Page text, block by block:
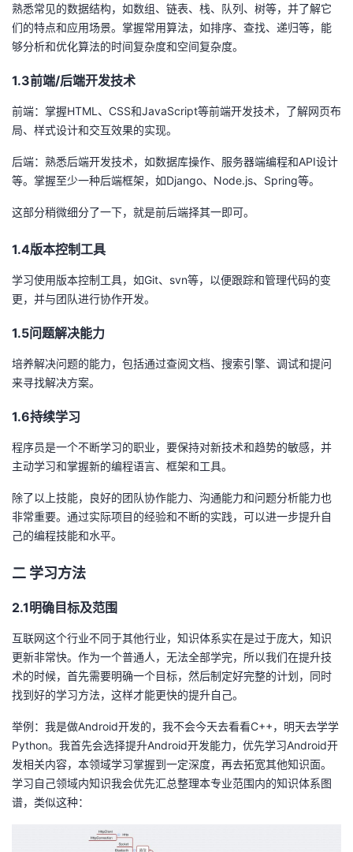
的
程
我
认
的
验
我
收
藏
技
支
的
声
议
熟悉常见的数据结构，如数组、链表、栈、队列、树等，并了解它
们的特点和应用场景。掌握常用算法，如排序、查找、递归等，能
够分析和优化算法的时间复杂度和空间复杂度。
1.3前端/后端开发技术
前端：掌握HTML、CSS和JavaScript等前端开发技术，了解网页布
局、样式设计和交互效果的实现。
后端：熟悉后端开发技术，如数据库操作、服务器端编程和API设计
等。掌握至少一种后端框架，如Django、Node.js、Spring等。
这部分稍微细分了一下，就是前后端择其一即可。
1.4版本控制工具
学习使用版本控制工具，如Git、svn等，以便跟踪和管理代码的变
更，并与团队进行协作开发。
1.5问题解决能力
培养解决问题的能力，包括通过查阅文档、搜索引擎、调试和提问
来寻找解决方案。
1.6持续学习
程序员是一个不断学习的职业，要保持对新技术和趋势的敏感，并
主动学习和掌握新的编程语言、框架和工具。
除了以上技能，良好的团队协作能力、沟通能力和问题分析能力也
非常重要。通过实际项目的经验和不断的实践，可以进一步提升自
己的编程技能和水平。
二 学习方法
2.1明确目标及范围
互联网这个行业不同于其他行业，知识体系实在是过于庞大，知识
更新非常快。作为一个普通人，无法全部学完，所以我们在提升技
术的时候，首先需要明确一个目标，然后制定好完整的计划，同时
找到好的学习方法，这样才能更快的提升自己。
举例：我是做Android开发的，我不会今天去看看C++，明天去学学
Python。我首先会选择提升Android开发能力，优先学习Android开
发相关内容，本领域学习掌握到一定深度，再去拓宽其他知识面。
学习自己领域内知识我会优先汇总整理本专业范围内的知识体系图
谱，类似这种：